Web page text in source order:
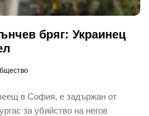
бряг: Украинец
в София, е задържан от
за убийство на негов